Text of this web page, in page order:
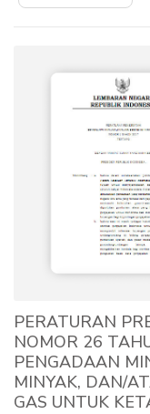
PERATURAN
NOMOR 26
PENGADAAN
MINYAK, DAN/
GAS UNTUK